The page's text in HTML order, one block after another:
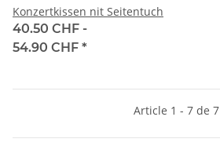
Konzertkissen nit Seitentuch
40.50 CHF -
54.90 CHF *
Article 1 - 7 de 7